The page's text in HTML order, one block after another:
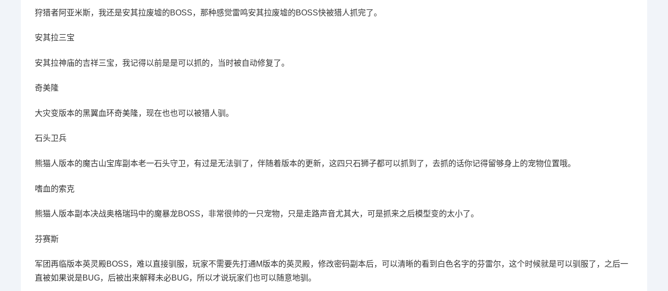
狩猎者阿亚米斯，我还是安其拉废墟的BOSS，那种感觉雷鸣安其拉废墟的BOSS快被猎人抓完了。
安其拉三宝
安其拉神庙的吉祥三宝，我记得以前是是可以抓的，当时被自动修复了。
奇美隆
大灾变版本的黑翼血环奇美隆，现在也也可以被猎人驯。
石头卫兵
熊猫人版本的魔古山宝库副本老一石头守卫，有过是无法驯了，伴随着版本的更新，这四只石狮子都可以抓到了，去抓的话你记得留够身上的宠物位置哦。
嗜血的索克
熊猫人版本副本决战奥格瑞玛中的魔暴龙BOSS，非常很帅的一只宠物，只是走路声音尤其大，可是抓来之后模型变的太小了。
芬赛斯
军团再临版本英灵殿BOSS，难以直接驯服，玩家不需要先打通M版本的英灵殿，修改密码副本后，可以清晰的看到白色名字的芬雷尔，这个时候就是可以驯服了，之后一
直被如果说是BUG，后被出来解释未必BUG，所以才说玩家们也可以随意地驯。